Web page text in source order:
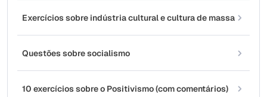
Exercícios sobre indústria cultural e cultura de massa
Questões sobre socialismo
10 exercícios sobre o Positivismo (com comentários)